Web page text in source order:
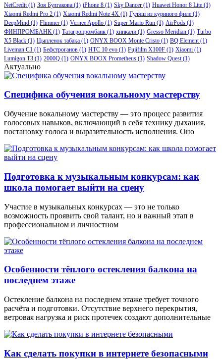
NetCredit (1) Зоя Булгакова (1) iPhone 8 (1) Sky Dancer (1) Huawei Honor 8 Lite (1)
Xiaomi Redmi Pro 2 (1) Xiaomi Redmi Note 4X (1) Гуляш из куриного филе (1)
DeepMind (1) Flimmer (1) Vernee Apollo (1) Super Mario Run (1) AirPods (1)
ФИНПРОМБАНК (1) Татагропромбанк (1) хинкали (1) Gresso Meridian (1) Turbo
X5 Black (1) Цыпленок табака (1) ONYX BOOX Monte Cristo (1) BQ Element (1)
Liveman C1 (1) Бефстроганов (1) HTC 10 evo (1) Fujifilm X100F (1) Xiaomi (1)
Lumigon T3 (1) 2000Q (1) ONYX BOOX Prometheus (1) Shadow Quest (1)
Актуально
Специфика обучения вокальному мастерству
Обучение вокальному мастерству — это процесс развития
голосовых навыков, включающий в себя технику дыхания,
постановку голоса и выразительность исполнения. Оно
Подготовка к музыкальным конкурсам: как
школа помогает выйти на сцену
Участие в музыкальных конкурсах — это не только
возможность проявить свой талант, но и важный этап в
профессиональном и личностном
Особенности тёплого остекления балкона на
последнем этаже
Остекление балкона на последнем этаже требует точного
расчёта и подготовки. Отсутствие верхнего перекрытия,
ветровая нагрузка и риск протечек создают дополнительные
Как сделать покупки в интернете безопасными